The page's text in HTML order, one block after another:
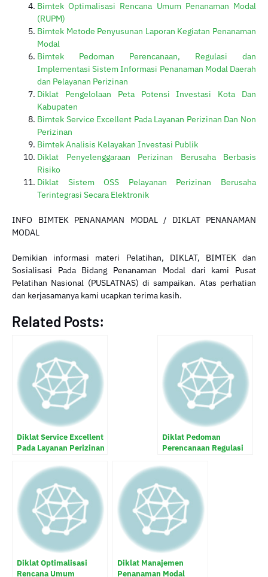
Bimtek Optimalisasi Rencana Umum Penanaman Modal
(RUPM)
Bimtek Metode Penyusunan Laporan Kegiatan Penanaman
Modal
Bimtek Pedoman Perencanaan, Regulasi dan
Implementasi Sistem Informasi Penanaman Modal Daerah
dan Pelayanan Perizinan
Diklat Pengelolaan Peta Potensi Investasi Kota Dan
Kabupaten
Bimtek Service Excellent Pada Layanan Perizinan Dan Non
Perizinan
Bimtek Analisis Kelayakan Investasi Publik
Diklat Penyelenggaraan Perizinan Berusaha Berbasis
Risiko
Diklat Sistem OSS Pelayanan Perizinan Berusaha
Terintegrasi Secara Elektronik
INFO BIMTEK PENANAMAN MODAL / DIKLAT PENANAMAN
MODAL
Demikian informasi materi Pelatihan, DIKLAT, BIMTEK dan
Sosialisasi Pada Bidang Penanaman Modal dari kami Pusat
Pelatihan Nasional (PUSLATNAS) di sampaikan. Atas perhatian
dan kerjasamanya kami ucapkan terima kasih.
Related Posts:
Diklat Service Excellent
Pada Layanan Perizinan
Diklat Pedoman
Perencanaan Regulasi
Sistem Informasi
Penanaman Modal
Daerah dan Pelayanan
Perizinan
Diklat Optimalisasi
Rencana Umum
Diklat Manajemen
Penanaman Modal